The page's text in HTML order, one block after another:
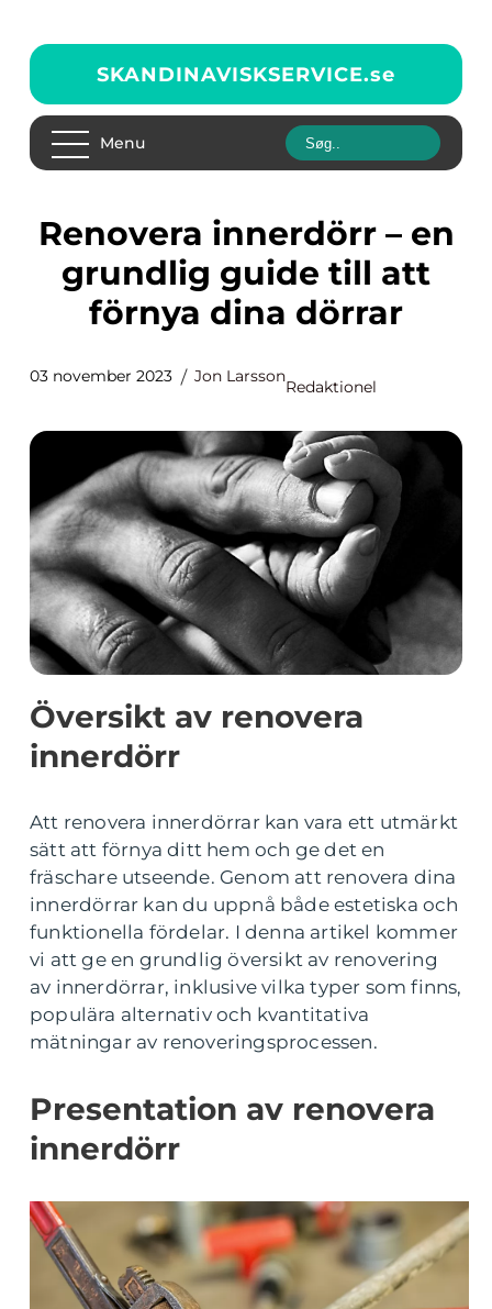
SKANDINAVISKSERVICE.se
Menu
Renovera innerdörr – en
grundlig guide till att
förnya dina dörrar
03 november 2023 Jon Larsson
Redaktionel
Översikt av renovera
innerdörr
Att renovera innerdörrar kan vara ett utmärkt
sätt att förnya ditt hem och ge det en
fräschare utseende. Genom att renovera dina
innerdörrar kan du uppnå både estetiska och
funktionella fördelar. I denna artikel kommer
vi att ge en grundlig översikt av renovering
av innerdörrar, inklusive vilka typer som finns,
populära alternativ och kvantitativa
mätningar av renoveringsprocessen.
Presentation av renovera
innerdörr